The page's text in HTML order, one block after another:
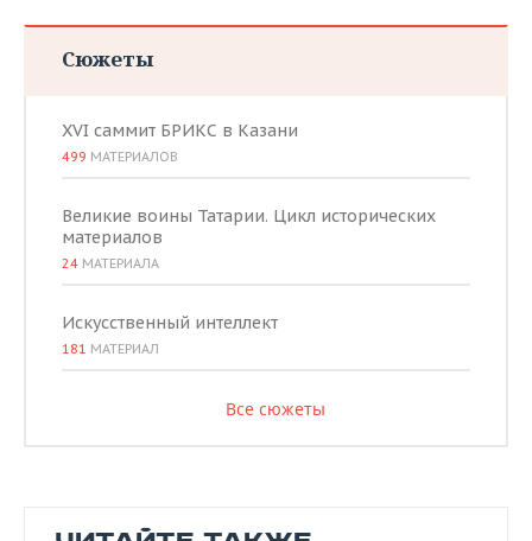
Сюжеты
XVI саммит БРИКС в Казани
499 МАТЕРИАЛОВ
Великие воины Татарии. Цикл исторических
материалов
24 МАТЕРИАЛА
Искусственный интеллект
181 МАТЕРИАЛ
Все сюжеты